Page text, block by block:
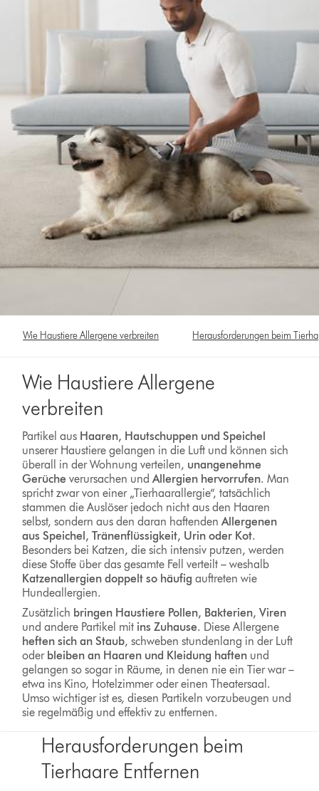
Wie Haustiere Allergene verbreiten Herausforderungen beim
Wie Haustiere Allergene
verbreiten
Partikel aus Haaren, Hautschuppen und Speichel
unserer Haustiere gelangen in die Luft und können sich
überall in der Wohnung verteilen, unangenehme
Gerüche verursachen und Allergien hervorrufen. Man
spricht zwar von einer „Tierhaarallergie“, tatsächlich
stammen die Auslöser jedoch nicht aus den Haaren
selbst, sondern aus den daran haftendenAllergenen
aus Speichel, Tränenflüssigkeit, Urin oder Kot.
Besonders bei Katzen, die sich intensiv putzen, werden
diese Stoffe über das gesamte Fell verteilt – weshalb
Katzenallergien doppelt so häufig auftreten wie
Hundeallergien.
Zusätzlich bringen Haustiere Pollen, Bakterien, Viren
und andere Partikel mit ins Zuhause. Diese Allergene
heften sich an Staub, schweben stundenlang in der Luft
oder bleiben an Haaren und Kleidung haften und
gelangen so sogar in Räume, in denen nie ein Tier war –
etwa ins Kino, Hotelzimmer oder einen Theatersaal.
Umso wichtiger ist es, diesen Partikeln vorzubeugen und
sie regelmäßig und effektiv zu entfernen.
Herausforderungen beim
Tierhaare Entfernen